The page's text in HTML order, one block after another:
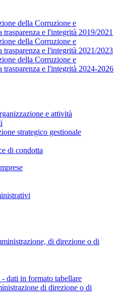
della Corruzione e
trasparenza e l'integrità 2019/2021
della Corruzione e
trasparenza e l'integrità 2021/2023
della Corruzione e
trasparenza e l'integrità 2024-2026
e attività
strategico gestionale
di condotta
di direzione o di
dati in formato tabellare
di direzione o di